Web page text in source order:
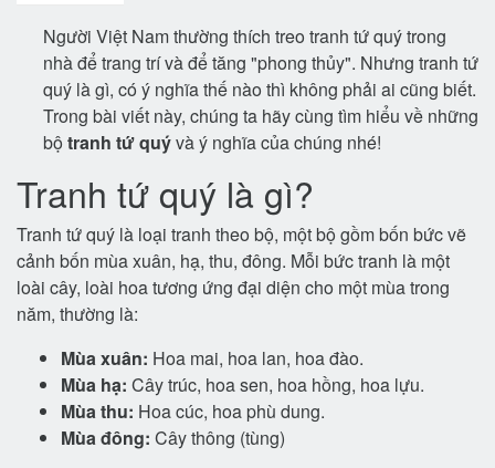
Người Việt Nam thường thích treo tranh tứ quý trong
nhà để trang trí và để tăng "phong thủy". Nhưng tranh tứ
quý là gì, có ý nghĩa thế nào thì không phải ai cũng biết.
Trong bài viết này, chúng ta hãy cùng tìm hiểu về những
bộ tranh tứ quývà ý nghĩa của chúng nhé!
Tranh tứ quý là gì?
Tranh tứ quý là loại tranh theo bộ, một bộ gồm bốn bức vẽ
cảnh bốn mùa xuân, hạ, thu, đông. Mỗi bức tranh là một
loài cây, loài hoa tương ứng đại diện cho một mùa trong
năm, thường là:
Mùa xuân: Hoa mai, hoa lan, hoa đào.
Mùa hạ: Cây trúc, hoa sen, hoa hồng, hoa lựu.
Mùa thu: Hoa cúc, hoa phù dung.
Mùa đông: Cây thông (tùng)